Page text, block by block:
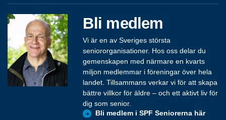
Bli medlem
Vi är en av Sveriges största
seniororganisationer. Hos oss delar du
gemenskapen med närmare en kvarts
miljon medlemmar i föreningar över hela
landet. Tillsammans verkar vi för att skapa
bättre villkor för äldre – och ett aktivt liv för
dig som senior.
Bli medlem i SPF Seniorerna här